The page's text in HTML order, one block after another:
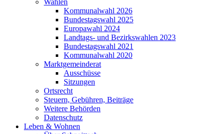
Wahlen
Kommunalwahl 2026
Bundestagswahl 2025
Europawahl 2024
Landtags- und Bezirkswahlen 2023
Bundestagswahl 2021
Kommunalwahl 2020
Marktgemeinderat
Ausschüsse
Sitzungen
Ortsrecht
Steuern, Gebühren, Beiträge
Weitere Behörden
Datenschutz
Leben & Wohnen